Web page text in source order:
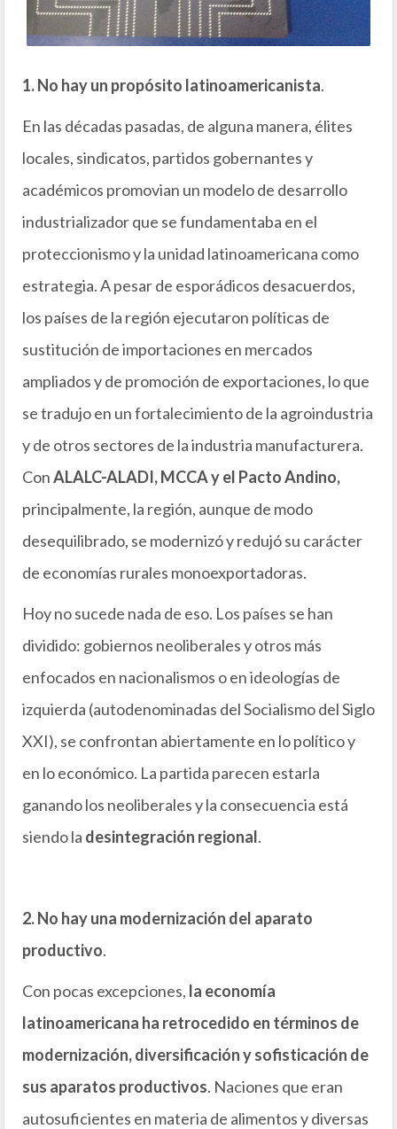
1. No hay un propósito latinoamericanista.
En las décadas pasadas, de alguna manera, élites
locales, sindicatos, partidos gobernantes y
académicos promovian un modelo de desarrollo
industrializador que se fundamentaba en el
proteccionismo y la unidad latinoamericana como
estrategia. A pesar de esporádicos desacuerdos,
los países de la región ejecutaron políticas de
sustitución de importaciones en mercados
ampliados y de promoción de exportaciones, lo que
se tradujo en un fortalecimiento de la agroindustria
y de otros sectores de la industria manufacturera.
ConALALC-ALADI, MCCA y el Pacto Andino,
principalmente, la región, aunque de modo
desequilibrado, se modernizó y redujó su carácter
de economías rurales monoexportadoras.
Hoy no sucede nada de eso. Los países se han
dividido: gobiernos neoliberales y otros más
enfocados en nacionalismos o en ideologías de
izquierda (autodenominadas del Socialismo del Siglo
XXI), se confrontan abiertamente en lo político y
en lo económico. La partida parecen estarla
ganando los neoliberales y la consecuencia está
siendo la desintegración regional.
2. No hay una modernización del aparato
productivo.
Con pocas excepciones, la economía
latinoamericana ha retrocedido en términos de
modernización, diversificación y sofisticación de
sus aparatos productivos. Naciones que eran
autosuficientes en materia de alimentos y diversas